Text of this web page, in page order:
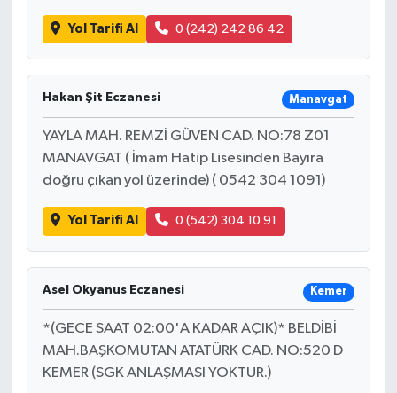
Yol Tarifi Al 0 (242) 242 86 42
Hakan Şit Eczanesi Manavgat
YAYLA MAH. REMZİ GÜVEN CAD. NO:78 Z01
MANAVGAT ( İmam Hatip Lisesinden Bayıra
doğru çıkan yol üzerinde) ( 0542 304 1091)
Yol Tarifi Al 0 (542) 304 10 91
Asel Okyanus Eczanesi Kemer
*(GECE SAAT 02:00'A KADAR AÇIK)* BELDİBİ
MAH.BAŞKOMUTAN ATATÜRK CAD. NO:520 D
KEMER (SGK ANLAŞMASI YOKTUR.)